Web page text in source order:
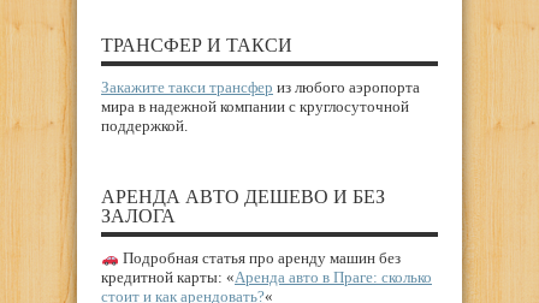
ТРАНСФЕР И ТАКСИ
Закажите такси трансфер из любого аэропорта
мира в надежной компании с круглосуточной
поддержкой.
АРЕНДА АВТО ДЕШЕВО И БЕЗ
ЗАЛОГА
Подробная статья про аренду машин без
кредитной карты: «Аренда авто в Праге: сколько
стоит и как арендовать?«